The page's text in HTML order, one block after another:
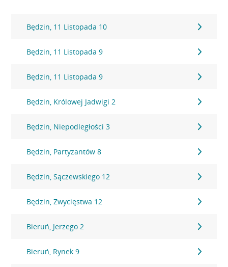
Będzin, 11 Listopada 10
Będzin, 11 Listopada 9
Będzin, 11 Listopada 9
Będzin, Królowej Jadwigi 2
Będzin, Niepodległości 3
Będzin, Partyzantów 8
Będzin, Sączewskiego 12
Będzin, Zwycięstwa 12
Bieruń, Jerzego 2
Bieruń, Rynek 9